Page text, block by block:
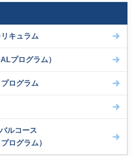
キュラム
プログラム）
ログラム
ルコース
ログラム）